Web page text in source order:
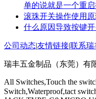
单的说就是一个重启
滚珠开关操作使用
什么原因导致按键
公司动态|友情链接|联系瑞
瑞丰五金制品（东莞）有
All Switches,Touch the
Switch,Waterproof,tact